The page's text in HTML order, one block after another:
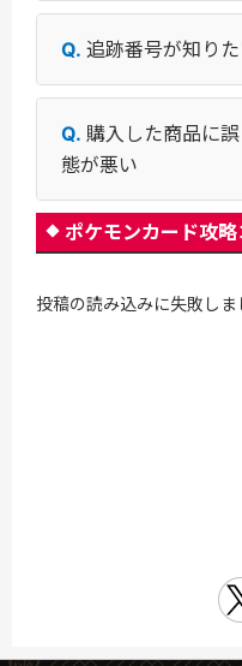
追跡番号が知り
購入した商品に
態が悪い
ポケモンカード攻略
投稿の読み込みに失敗しま